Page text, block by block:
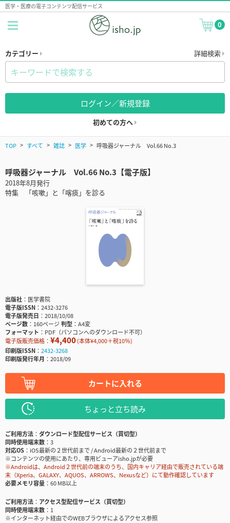
医学・医療の電子コンテンツ配信サービス
0
カテゴリー 詳細検索
ログイン／新規登録
初めての方へ
TOP すべて 雑誌 医学 呼吸器ジャーナル Vol.66 No.3
呼吸器ジャーナル Vol.66 No.3【電子版】
2018年8月発行
特集 「咳嗽」と「喀痰」を診る
出版社
医学書院
電子版ISSN
2432-3276
電子版発売日
2018/10/08
ページ数
160ページ判型
A4変
フォーマット
PDF（パソコンへのダウンロード不可）
電子版販売価格： ¥4,400(本体¥4,000＋税10％)
印刷版ISSN
2432-3268
印刷版発行年月
2018/09
カートに入れる
ちょっと立ち読み
ご利用方法
ダウンロード型配信サービス（買切型）
同時使用端末数
3
対応OS
iOS最新の２世代前まで / Android最新の２世代前まで
※コンテンツの使用にあたり、専用ビューアisho.jpが必要
※Androidは、Android２世代前の端末のうち、国内キャリア経由で販売されている端
末（Xperia、GALAXY、AQUOS、ARROWS、Nexusなど）にて動作確認しています
必要メモリ容量
60 MB以上
ご利用方法
アクセス型配信サービス（買切型）
同時使用端末数
1
※インターネット経由でのWEBブラウザによるアクセス参照